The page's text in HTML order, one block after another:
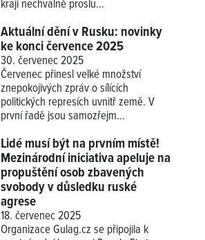
kraji nechvalně proslu...
Aktuální dění v Rusku: novinky
ke konci července 2025
30. červenec 2025
Červenec přinesl velké množství
znepokojivých zpráv o sílících
politických represích uvnitř země. V
první řadě jsou samozřejm...
Lidé musí být na prvním místě!
Mezinárodní iniciativa apeluje na
propuštění osob zbavených
svobody v důsledku ruské
agrese
18. červenec 2025
Organizace Gulag.cz se připojila k